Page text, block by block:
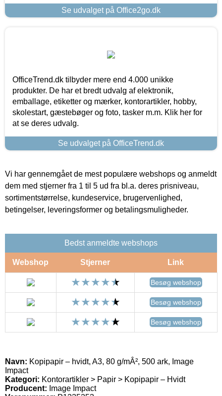
Se udvalget på Office2go.dk
OfficeTrend.dk tilbyder mere end 4.000 unikke
produkter. De har et bredt udvalg af elektronik,
emballage, etiketter og mærker, kontorartikler, hobby,
skolestart, gæstebøger og foto, tasker m.m. Klik her for
at se deres udvalg.
Se udvalget på OfficeTrend.dk
Vi har gennemgået de mest populære webshops og anmeldt
dem med stjerner fra 1 til 5 ud fra bl.a. deres prisniveau,
sortimentstørrelse, kundeservice, brugervenlighed,
betingelser, leveringsformer og betalingsmuligheder.
Bedst anmeldte webshops
Webshop Stjerner Link
Besøg webshop
Besøg webshop
Besøg webshop
Navn: Kopipapir – hvidt, A3, 80 g/mÂ², 500 ark, Image
Impact
Kategori: Kontorartikler > Papir > Kopipapir – Hvidt
Producent: Image Impact